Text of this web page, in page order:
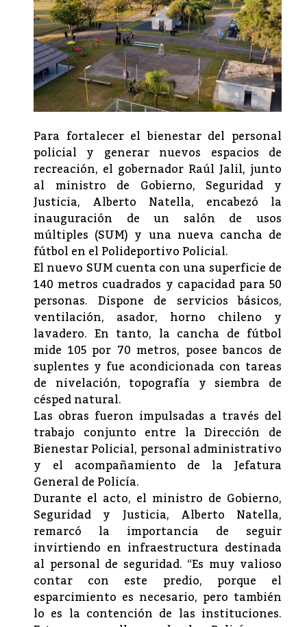
Para fortalecer el bienestar del personal
policial y generar nuevos espacios de
recreación, el gobernador Raúl Jalil, junto
al ministro de Gobierno, Seguridad y
Justicia, Alberto Natella, encabezó la
inauguración de un salón de usos
múltiples (SUM) y una nueva cancha de
fútbol en el Polideportivo Policial.
El nuevo SUM cuenta con una superficie de
140 metros cuadrados y capacidad para 50
personas. Dispone de servicios básicos,
ventilación, asador, horno chileno y
lavadero. En tanto, la cancha de fútbol
mide 105 por 70 metros, posee bancos de
suplentes y fue acondicionada con tareas
de nivelación, topografía y siembra de
césped natural.
Las obras fueron impulsadas a través del
trabajo conjunto entre la Dirección de
Bienestar Policial, personal administrativo
y el acompañamiento de la Jefatura
General de Policía.
Durante el acto, el ministro de Gobierno,
Seguridad y Justicia, Alberto Natella,
remarcó la importancia de seguir
invirtiendo en infraestructura destinada
al personal de seguridad. “Es muy valioso
contar con este predio, porque el
esparcimiento es necesario, pero también
lo es la contención de las instituciones.